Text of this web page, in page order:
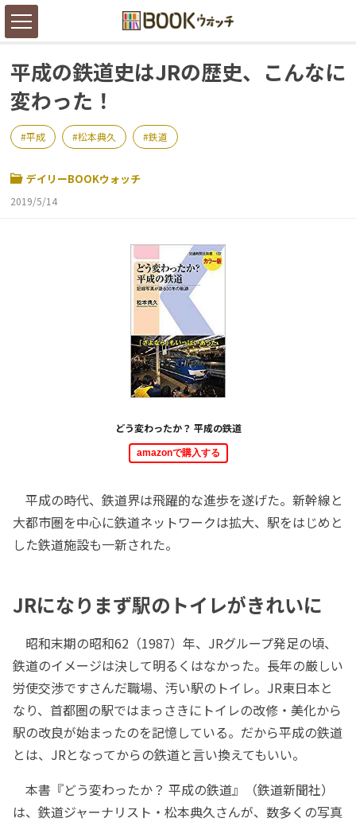
平成の鉄道史はJRの歴史、こんなに
変わった！
平成 松本典久 鉄道
デイリーBOOKウォッチ
2019/5/14
どう変わったか？ 平成の鉄道
amazonで購入する
平成の時代、鉄道界は飛躍的な進歩を遂げた。新幹線と
大都市圏を中心に鉄道ネットワークは拡大、駅をはじめと
した鉄道施設も一新された。
JRになりまず駅のトイレがきれいに
昭和末期の昭和62（1987）年、JRグループ発足の頃、
鉄道のイメージは決して明るくはなかった。長年の厳しい
労使交渉ですさんだ職場、汚い駅のトイレ。JR東日本と
なり、首都圏の駅ではまっさきにトイレの改修・美化から
駅の改良が始まったのを記憶している。だから平成の鉄道
とは、JRとなってからの鉄道と言い換えてもいい。
本書『どう変わったか？ 平成の鉄道』（鉄道新聞社）
は、鉄道ジャーナリスト・松本典久さんが、数多くの写真